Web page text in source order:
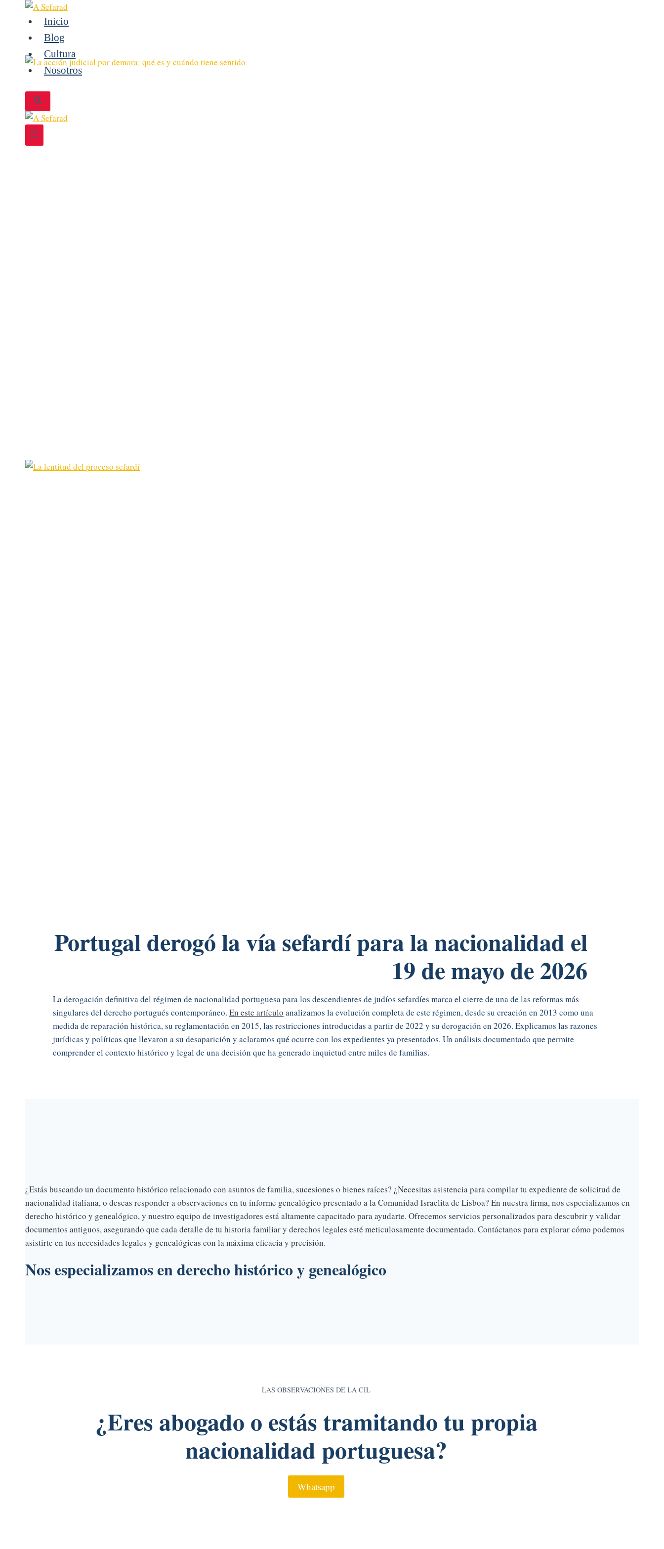
Inicio
Blog
Cultura
Nosotros
Portugal derogó la vía sefardípara la nacionalidad el
19 de mayo de 2026
La derogación definitiva del régimen de nacionalidad portuguesa para los descendientes de judíos sefardíes marca el cierre de una de las reformas más
singulares del derecho portugués contemporáneo. En este artículo analizamos la evolución completa de este régimen, desde su creación en 2013 como una
medida de reparación histórica, su reglamentación en 2015, las restricciones introducidas a partir de 2022 y su derogación en 2026. Explicamos las razones
jurídicas y políticas que llevaron a su desaparición y aclaramos qué ocurre con los expedientes ya presentados. Un análisis documentado que permite
comprender el contexto histórico y legal de una decisión que ha generado inquietud entre miles de familias.
¿Estás buscando un documento histórico relacionado con asuntos de familia, sucesiones o bienes raíces? ¿Necesitas asistencia para compilar tu expediente de solicitud de
nacionalidad italiana, o deseas responder a observaciones en tu informe genealógico presentado a la Comunidad Israelita de Lisboa? En nuestra firma, nos especializamos en
derecho histórico y genealógico, y nuestro equipo de investigadores está altamente capacitado para ayudarte. Ofrecemos servicios personalizados para descubrir y validar
documentos antiguos, asegurando que cada detalle de tu historia familiar y derechos legales esté meticulosamente documentado. Contáctanos para explorar cómo podemos
asistirte en tus necesidades legales y genealógicas con la máxima eficacia y precisión.
Nos especializamos en derecho histórico y genealógico
LAS OBSERVACIONES DE LA CIL
¿Eres abogado o estás tramitando tu propia
nacionalidad portuguesa?
Whatsapp